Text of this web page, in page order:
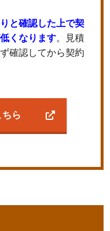
と確認した上で契
くなります。見積
確認してから契約
ら